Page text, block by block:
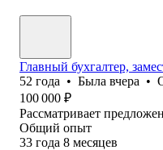
Главный бухгалтер,
52 года • Была вчера •
100 000 ₽
Рассматривает
Общий опыт
33 года 8 месяцев